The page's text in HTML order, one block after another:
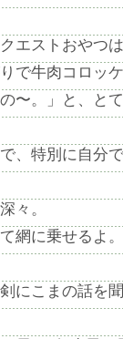
エストおやつ
で牛肉コロッ
〜。」と、と
、特別に自分
々。
網に乗せるよ
にこまの話を